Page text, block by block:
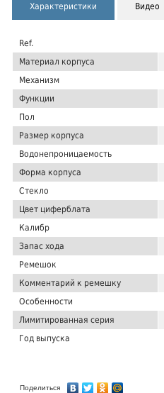
Характеристики Видео
Ref.
Материал корпуса
Механизм
Функции
Пол
Размер корпуса
Водонепроницаемость
Форма корпуса
Стекло
Цвет циферблата
Калибр
Запас хода
Ремешок
Комментарий к ремешку
Особенности
Лимитированная серия
Год выпуска
Поделиться